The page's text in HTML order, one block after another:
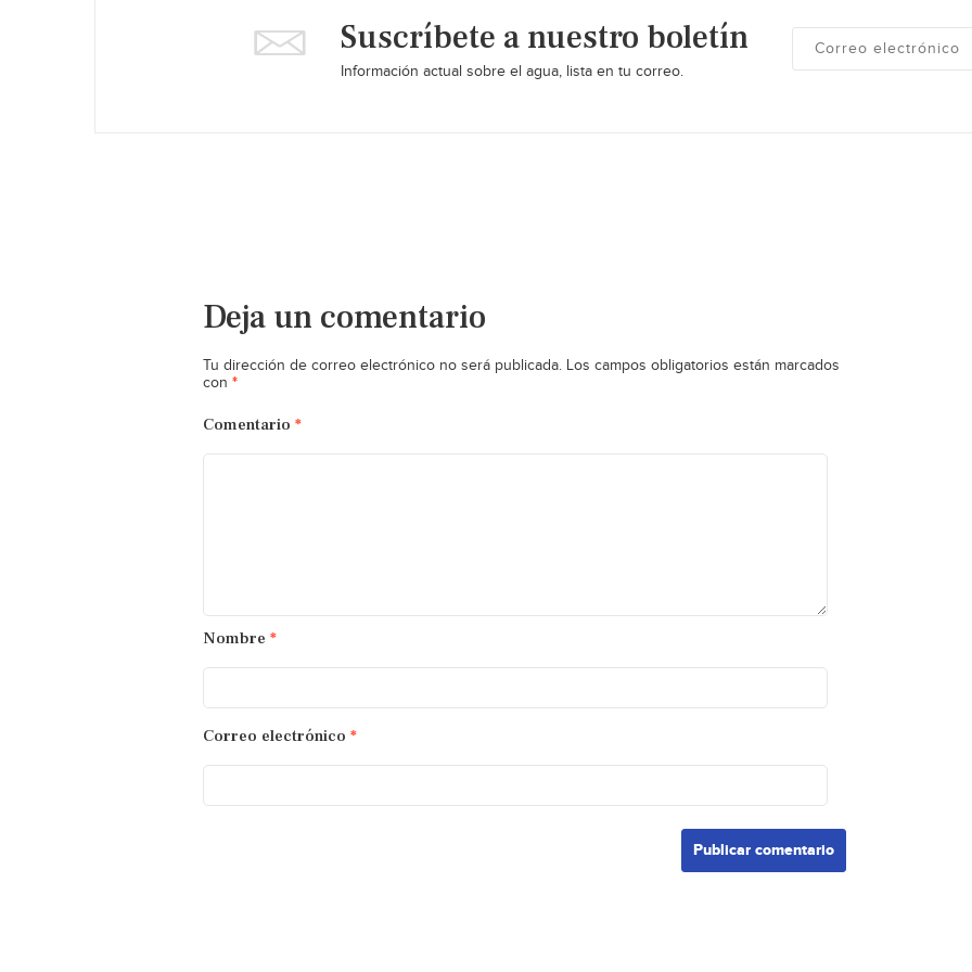
Suscríbete a nuestro boletín
Información actual sobre el agua, lista en tu correo.
Deja un comentario
Tu dirección de correo electrónico no será publicada. Los campos obligatorios están marcados
con *
Comentario *
Nombre *
Correo electrónico *